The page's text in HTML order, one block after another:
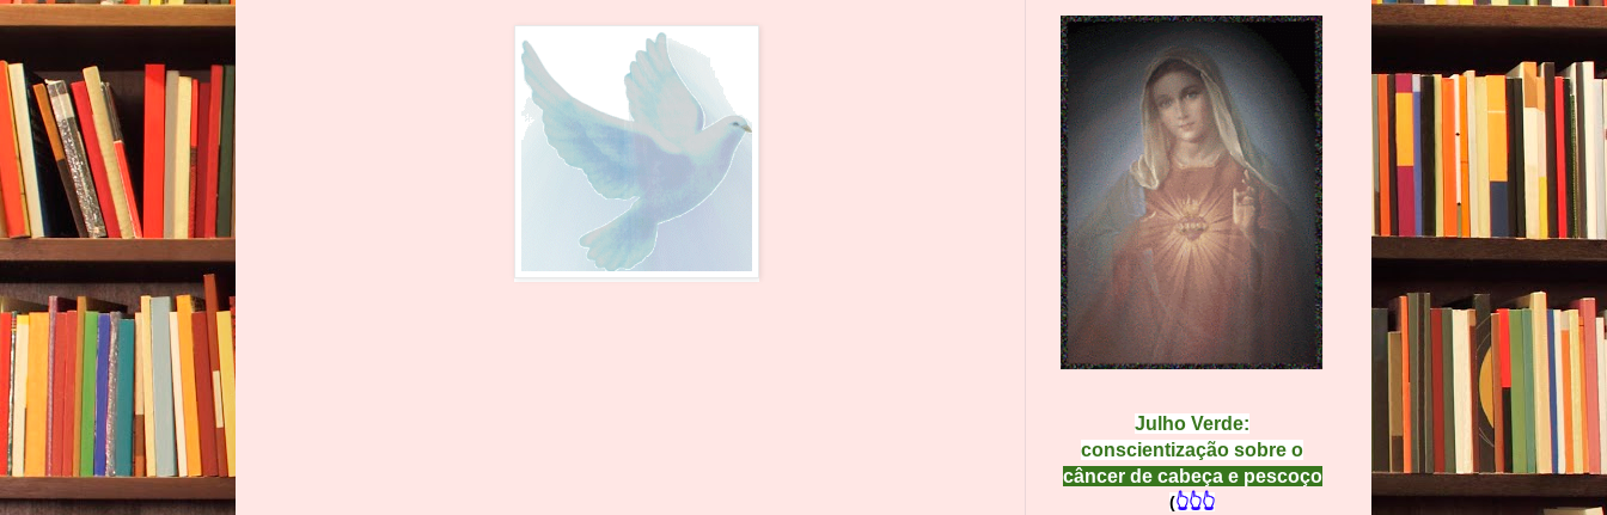
Julho Verde:
conscientização sobre o
câncer de cabeça e pescoço
(👆👆👆